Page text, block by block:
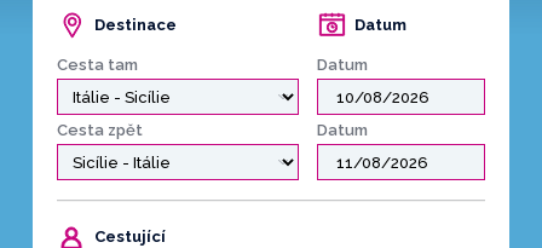
Destinace
Cesta tam
Datum
Datum
Cesta zpět Datum
Cestující